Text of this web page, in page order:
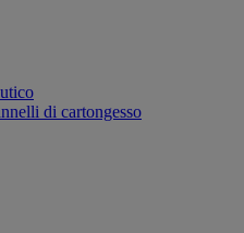
di cartongesso